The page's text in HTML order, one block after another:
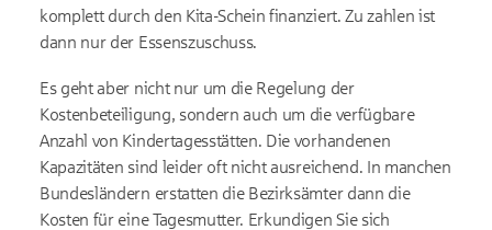
komplett durch den Kita-Schein finanziert. Zu zahlen ist
dann nur der Essenszuschuss.
Es geht aber nicht nur um die Regelung der
Kostenbeteiligung, sondern auch um die verfügbare
Anzahl von Kindertagesstätten. Die vorhandenen
Kapazitäten sind leider oft nicht ausreichend. In manchen
Bundesländern erstatten die Bezirksämter dann die
Kosten für eine Tagesmutter. Erkundigen Sie sich